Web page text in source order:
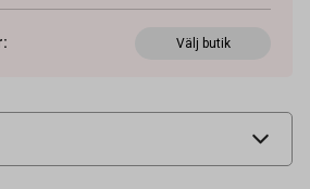
: Välj butik
24111502